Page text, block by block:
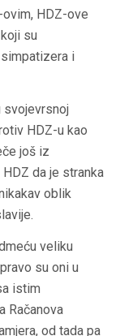
HDZ-ove
su
i
svojevrsnoj
HDZ-u kao
još iz
da je stranka
oblik
veliku
su oni u
istim
Račanova
od tada pa